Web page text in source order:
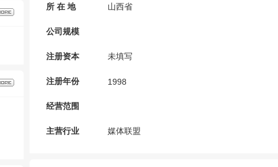
所 在 地 山西省
公司规模
注册资本 未填写
注册年份 1998
经营范围
主营行业 媒体联盟